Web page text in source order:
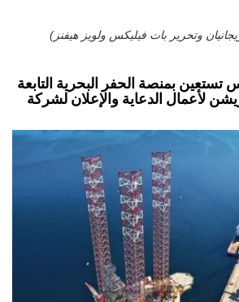
وتحرير بات فيليكس ولويز هيفنز)
بمنصة الحفر البحرية التابعة
لأعمال الدعاية والإعلان لشركة